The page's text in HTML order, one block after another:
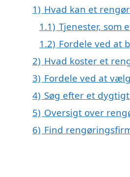
1) Hvad kan et
1.1) Tjenester, som
1.2) Fordele ved at
2) Hvad koster et
3) Fordele ved at
4) Søg efter et
5) Oversigt over
6) Find